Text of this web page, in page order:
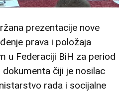
prezentacije nove
prava i položaja
u Federaciji BiH za period
čiji je nosilac
rada i socijalne